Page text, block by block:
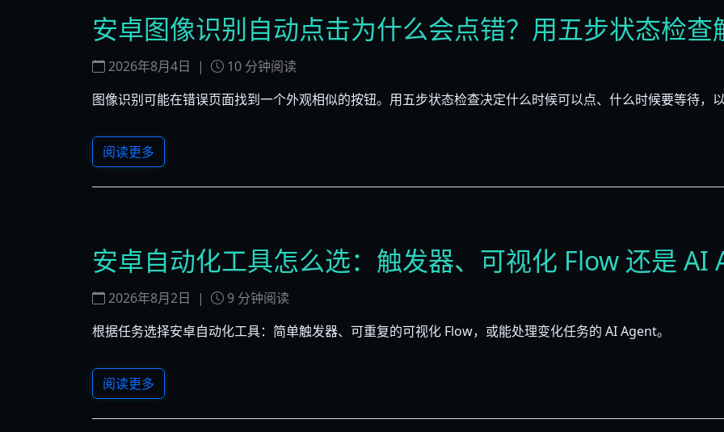
安卓图像识别自动点击为什么会点错？用五步状态检查
2026年8月4日 | 10 分钟阅读
图像识别可能在错误页面找到一个外观相似的按钮。用五步状态检查决定什么时候可以点、什么时候要等待，
阅读更多
安卓自动化工具怎么选：触发器、可视化 Flow 还是 AI
2026年8月2日 | 9 分钟阅读
根据任务选择安卓自动化工具：简单触发器、可重复的可视化 Flow，或能处理变化任务的 AI Agent。
阅读更多